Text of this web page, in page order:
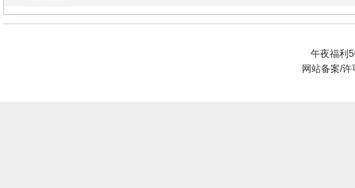
午夜福利
网站备案/